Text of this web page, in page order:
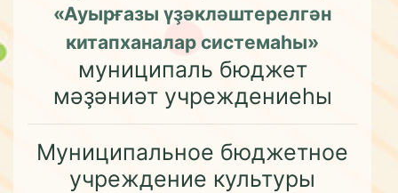
«Ауырғазы үҙәкләштерелгән
китапханалар системаһы»
муниципаль бюджет
мәҙәниәт учреждениеһы
Муниципальное бюджетное
учреждение культуры